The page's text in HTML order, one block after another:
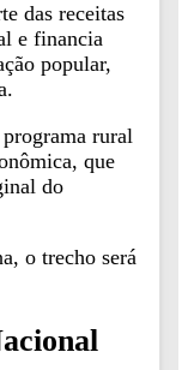
das receitas
e financia
popular,
rural
que
do
o trecho será